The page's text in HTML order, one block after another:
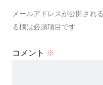
メールアドレスが公開され
る欄は必須項目です
コメント ※